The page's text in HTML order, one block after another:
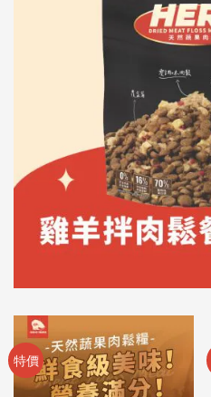
特價